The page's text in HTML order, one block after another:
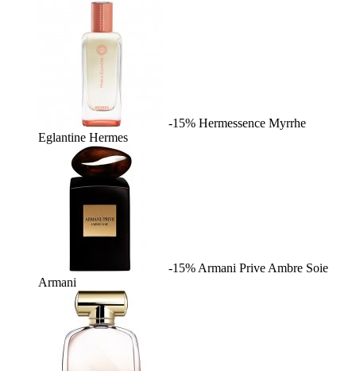
-15% Hermessence Myrrhe
Eglantine Hermes
-15% Armani Prive Ambre Soie
Armani